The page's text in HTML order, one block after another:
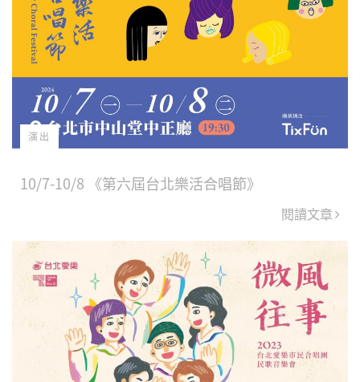
演出
10/7-10/8 《第六屆台北樂活合唱節》
閱讀文章